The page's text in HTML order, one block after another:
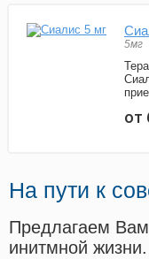
5мг
от
На пути к
Предлагаем
инитмной